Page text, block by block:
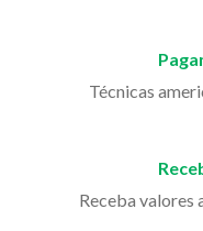
Técnicas
Receba valores